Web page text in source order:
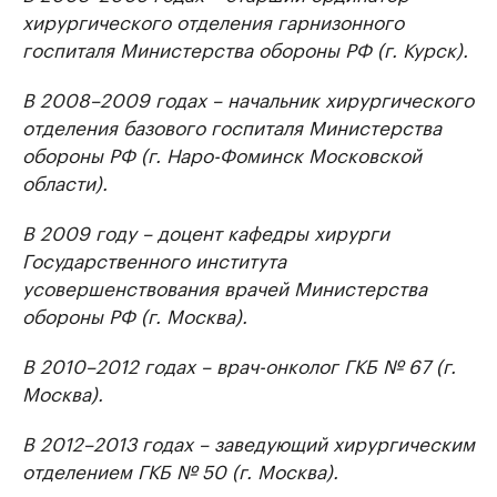
хирургического отделения гарнизонного
госпиталя Министерства обороны РФ (г. Курск).
В 2008–2009 годах – начальник хирургического
отделения базового госпиталя Министерства
обороны РФ (г. Наро-Фоминск Московской
области).
В 2009 году – доцент кафедры хирурги
Государственного института
усовершенствования врачей Министерства
обороны РФ (г. Москва).
В 2010–2012 годах – врач-онколог ГКБ № 67 (г.
Москва).
В 2012–2013 годах – заведующий хирургическим
отделением ГКБ № 50 (г. Москва).